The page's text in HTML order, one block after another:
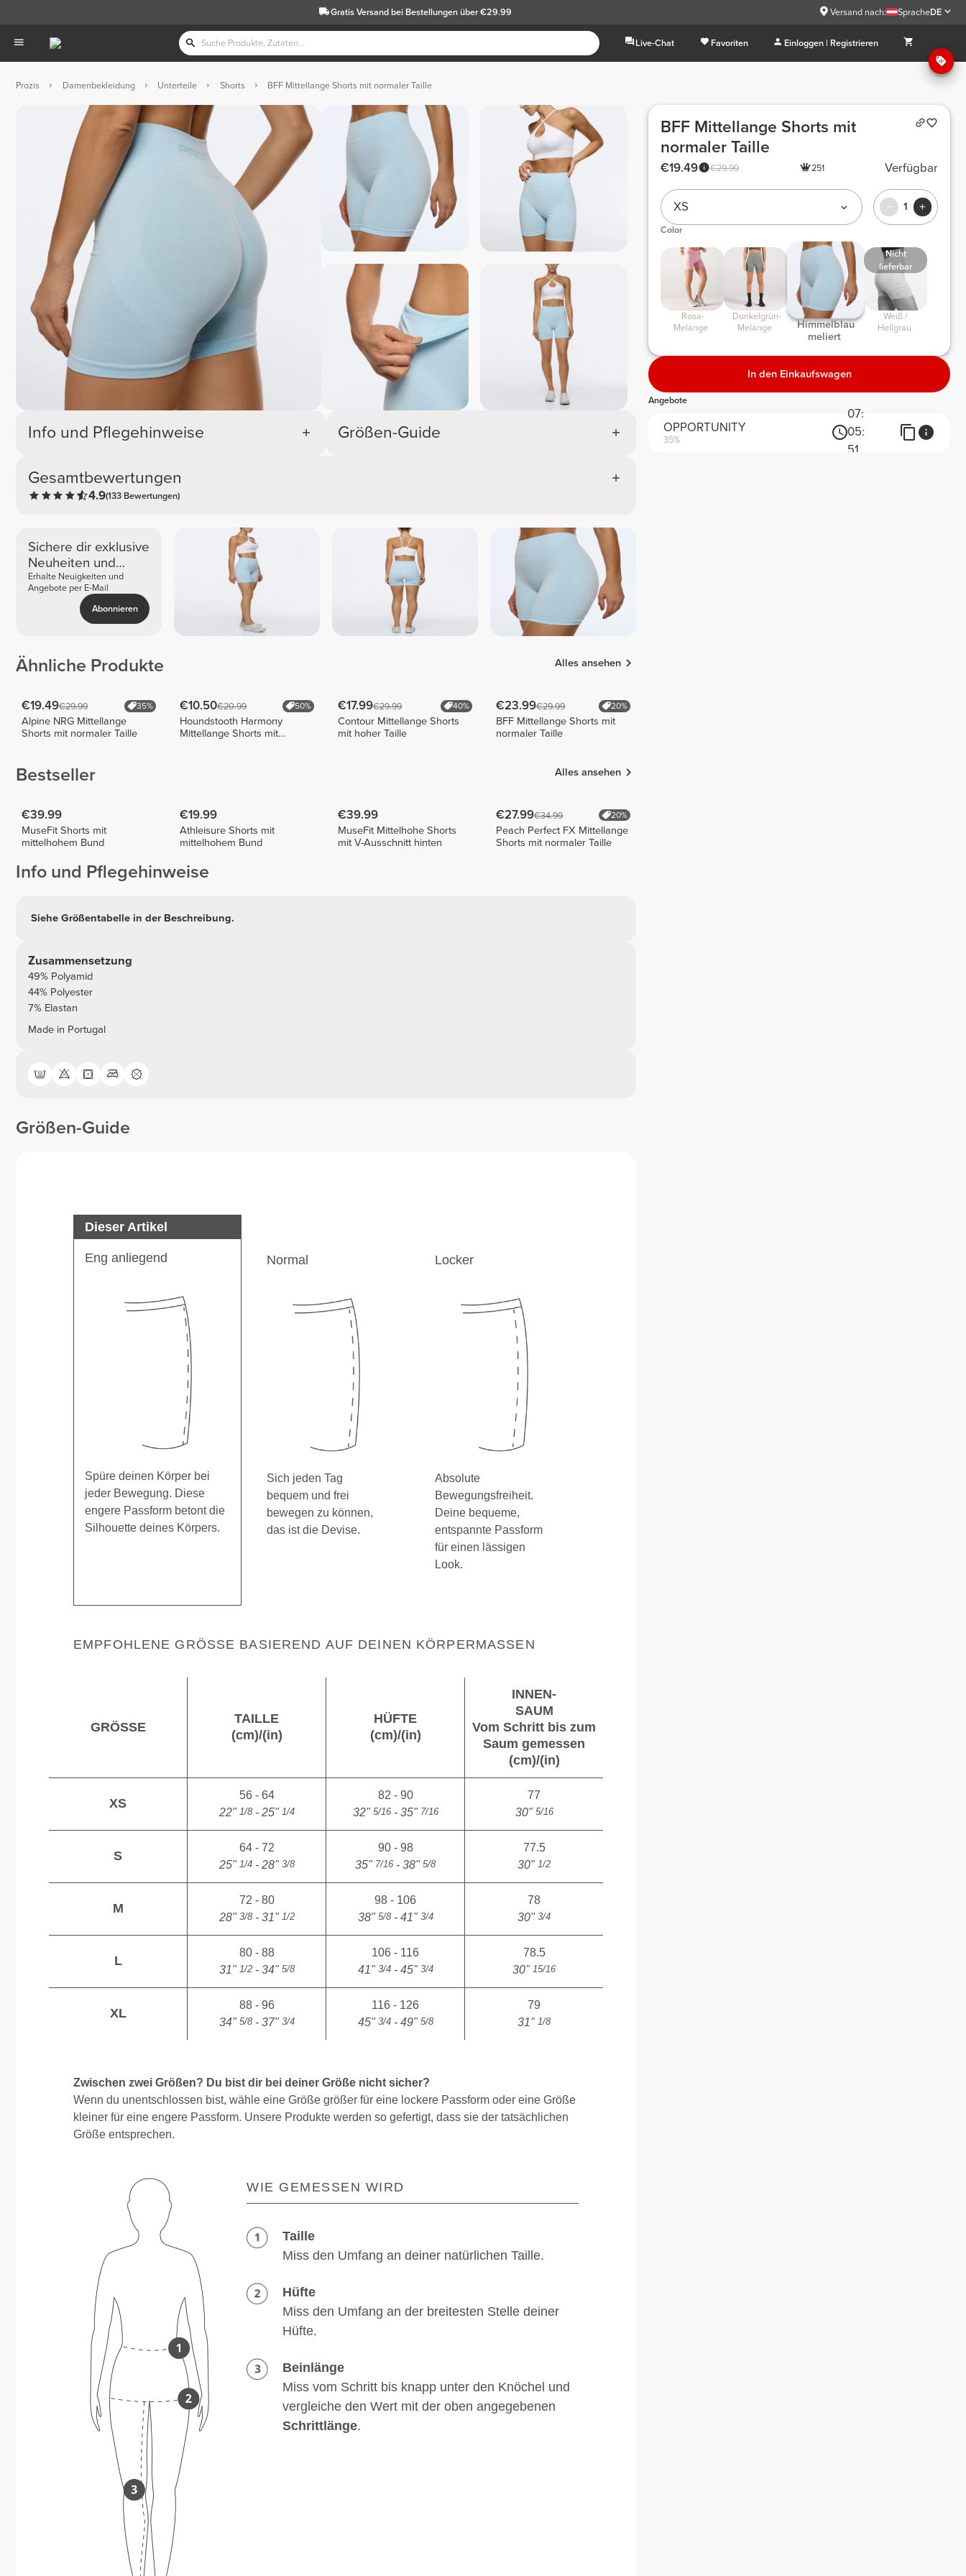
Gratis Versandbei Bestellungen über €29.99 Versand nach: SpracheDE
Live-Chat Favoriten Einloggen | Registrieren
Prozis Damenbekleidung Unterteile Shorts BFF Mittellange Shorts mit normaler Taille
Info und Pflegehinweise
Gesamtbewertungen
4.9(133 Bewertungen)
Größen-Guide
Sichere dir exklusive
Neuheiten und
Angebote
Erhalte Neuigkeiten und
Angebote per E-Mail
Abonnieren
Ähnliche Produkte Alles ansehen
€19.49€29.99 35%
Alpine NRG Mittellange
Shorts mit normaler Taille
€10.50€20.99 50%
Houndstooth Harmony
Mittellange Shorts mit
€17.99€29.99 40%
Contour Mittellange Shorts
mit hoher Taille
€23.99€29.99 20%
BFF Mittellange Shorts mit
normaler Taille
Bestseller Alles ansehen
€39.99
MuseFit Shorts mit
mittelhohem Bund
€19.99
Athleisure Shorts mit
mittelhohem Bund
€39.99
MuseFit Mittelhohe Shorts
mit V-Ausschnitt hinten
€27.99€34.99 20%
Peach Perfect FX Mittellange
Shorts mit normaler Taille
Info und Pflegehinweise
Siehe Größentabelle in der Beschreibung.
Zusammensetzung
49% Polyamid
44% Polyester
7% Elastan
Made in Portugal
Größen-Guide
Dieser Artikel
Eng anliegend
Spüre deinen Körper bei
jeder Bewegung. Diese
engere Passform betont die
Silhouette deines Körpers.
Normal
Sich jeden Tag
bequem und frei
bewegen zu können,
das ist die Devise.
Locker
Absolute
Bewegungsfreiheit.
Deine bequeme,
entspannte Passform
für einen lässigen
Look.
EMPFOHLENE GRÖSSE BASIEREND AUF DEINEN KÖRPERMASSEN
GRÖSSE
TAILLE
(cm)/(in)
HÜFTE
(cm)/(in)
INNEN-
SAUM
Vom Schritt bis zum
Saum gemessen
(cm)/(in)
XS
56 - 64
22"1/8- 25"1/4
82 - 90
32"5/16- 35"7/16
77
30"5/16
S
64 - 72
25"1/4- 28"3/8
90 - 98
35"7/16 - 38"5/8
77.5
30"1/2
M
72 - 80
28"3/8- 31"1/2
98 - 106
38"5/8- 41"3/4
78
30"3/4
L
80 - 88
31"1/2- 34"5/8
106 - 116
41"3/4- 45"3/4
78.5
30"15/16
XL
88 - 96
34"5/8- 37"3/4
116 - 126
45"3/4- 49"5/8
79
31"1/8
Zwischen zwei Größen? Du bist dir bei deiner Größe nicht sicher?
Wenn du unentschlossen bist, wähle eine Größe größer für eine lockere Passform oder eine Größe
kleiner für eine engere Passform. Unsere Produkte werden so gefertigt, dass sie der tatsächlichen
Größe entsprechen.
WIE GEMESSEN WIRD
Taille
Miss den Umfang an deiner natürlichen Taille.
Hüfte
Miss den Umfang an der breitesten Stelle deiner
Hüfte.
Beinlänge
Miss vom Schritt bis knapp unter den Knöchel und
vergleiche den Wert mit der oben angegebenen
Schrittlänge.
BFF Mittellange Shorts mit
normaler Taille
€29.99
€19.49 251 Verfügbar
XS 1
Color
Melange
Melange
Himmelblau
meliert
Nicht
lieferbar
Weiß /
Hellgrau
In den Einkaufswagen
Angebote
OPPORTUNITY
35%
07:
05:
51